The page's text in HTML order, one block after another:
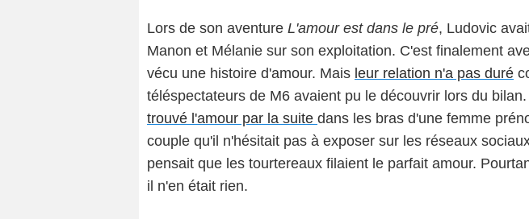
Lors de son aventure L'amour est dans le pré, Ludovic
Manon et Mélanie sur son exploitation. C'est finalement
vécu une histoire d'amour. Mais leur relation n'a pas duré
téléspectateurs de M6 avaient pu le découvrir lors du bilan.
trouvé l'amour par la suite dans les bras d'une femme
couple qu'il n'hésitait pas à exposer sur les réseaux
pensait que les tourtereaux filaient le parfait amour.
il n'en était rien.